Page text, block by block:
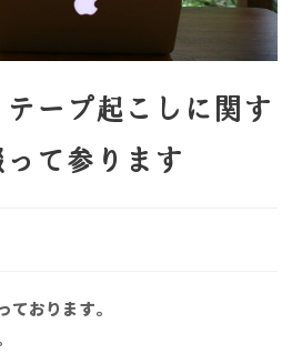
ープ起こしに関す
て参ります
ております。